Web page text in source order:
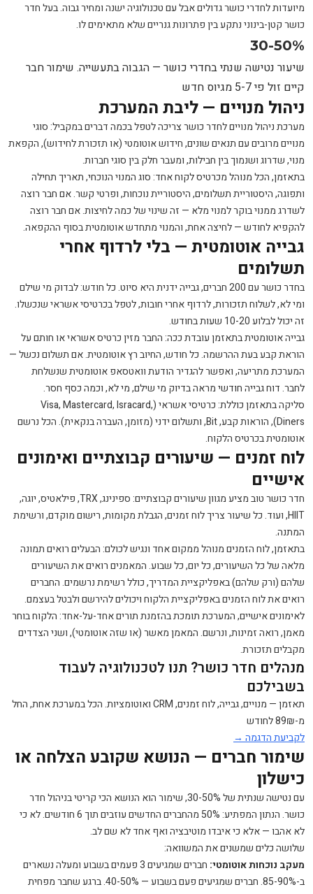
מיועדות לחדרי כושר גדולים אבל עם טכנולוגיה ישנה ומחיר גבוה. בעל חדר
כושר קטן-בינוני נתקע בין פתרונות גנריים שלא מתאימים לו.
30-50%
שיעור נטישה שנתי בחדרי כושר — הגבוה בתעשייה. שימור חבר
קיים זול פי 5-7 מגיוס חדש
ניהול מנויים — ליבת המערכת
מערכת ניהול מנויים לחדר כושר צריכה לטפל בכמה דברים במקביל: סוגי
מנויים מרובים עם תנאים שונים, חידוש אוטומטי (או תזכורת לחידוש), הקפאת
מנוי, שדרוג ושנמוך בין חבילות, ומעבר חלק בין סוגי חברות.
בתאזמן, הכל מנוהל מכרטיס לקוח אחד: סוג המנוי הנוכחי, תאריך תחילה
ותפוגה, היסטוריית תשלומים, היסטוריית נוכחות, ופרטי קשר. אם חבר רוצה
לשדרג ממנוי בוקר למנוי מלא — זה שינוי של כמה לחיצות. אם חבר רוצה
להקפיא לחודש — לחיצה אחת, והמנוי מתחדש אוטומטית בסוף ההקפאה.
גבייה אוטומטית — בלי לרדוף אחרי
תשלומים
בחדר כושר עם 200 חברים, גבייה ידנית היא סיוט. כל חודש: לבדוק מי שילם
ומי לא, לשלוח תזכורות, לרדוף אחרי חובות, לטפל בכרטיסי אשראי שנכשלו.
זה יכול לבלוע 10-20 שעות בחודש.
גבייה אוטומטית בתאזמן עובדת ככה: החבר מזין כרטיס אשראי או חותם על
הוראת קבע בעת ההרשמה. כל חודש, החיוב רץ אוטומטית. אם תשלום נכשל —
המערכת מתריעה, ואפשר להגדיר הודעת וואטסאפ אוטומטית שנשלחת
לחבר. דוח גבייה חודשי מראה בדיוק מי שילם, מי לא, וכמה כסף חסר.
סליקה בתאזמן כוללת: כרטיסי אשראי (Visa, Mastercard, Isracard,
Diners), הוראות קבע, Bit, ותשלום ידני (מזומן, העברה בנקאית). הכל נרשם
אוטומטית בכרטיס הלקוח.
לוח זמנים — שיעורים קבוצתיים ואימונים
אישיים
חדר כושר טוב מציע מגוון שיעורים קבוצתיים: ספינינג, TRX, פילאטיס, יוגה,
HIIT, ועוד. כל שיעור צריך לוח זמנים, הגבלת מקומות, רישום מוקדם, ורשימת
המתנה.
בתאזמן, לוח הזמנים מנוהל ממקום אחד ונגיש לכולם: הבעלים רואים תמונה
מלאה של כל השיעורים, כל יום, כל שבוע. המאמנים רואים את השיעורים
שלהם (ורק שלהם) באפליקציית המדריך, כולל רשימת נרשמים. החברים
רואים את לוח הזמנים באפליקציית הלקוח ויכולים להירשם ולבטל בעצמם.
לאימונים אישיים, המערכת תומכת בהזמנת תורים אחד-על-אחד: הלקוח בוחר
מאמן, רואה זמינות, ונרשם. המאמן מאשר (או שזה אוטומטי), ושני הצדדים
מקבלים תזכורת.
מנהלים חדר כושר? תנו לטכנולוגיה לעבוד
בשבילכם
תאזמן — מנויים, גבייה, לוח זמנים, CRM ואוטומציות. הכל במערכת אחת, החל
מ-89₪ לחודש
לקביעת הדגמה →
שימור חברים — הנושא שקובע הצלחה או
כישלון
עם נטישה שנתית של 30-50%, שימור הוא הנושא הכי קריטי בניהול חדר
כושר. הנתון המפתיע: 50% מהחברים החדשים עוזבים תוך 6 חודשים. לא כי
לא אהבו — אלא כי איבדו מוטיבציה ואף אחד לא שם לב.
שלושה כלים שמשנים את המשוואה:
מעקב נוכחות אוטומטי:
חברים שמגיעים 3 פעמים בשבוע ומעלה נשארים
ב-85-90%. חברים שמגיעים פעם בשבוע — 40-50%. ברגע שחבר מפחית